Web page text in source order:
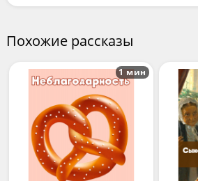
Похожие рассказы
1 мин